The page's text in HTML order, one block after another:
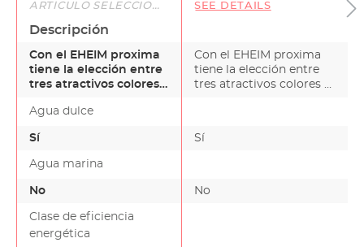
ARTÍCULO SELECCIONADO SEE DETAILS
Descripción
Con el EHEIM proxima
tiene la elección entre
tres atractivos colores y
Con el EHEIM proxima
tiene la elección entre
tres atractivos colores y
Agua dulce
Sí Sí
Agua marina
No No
Clase de eficiencia
energética